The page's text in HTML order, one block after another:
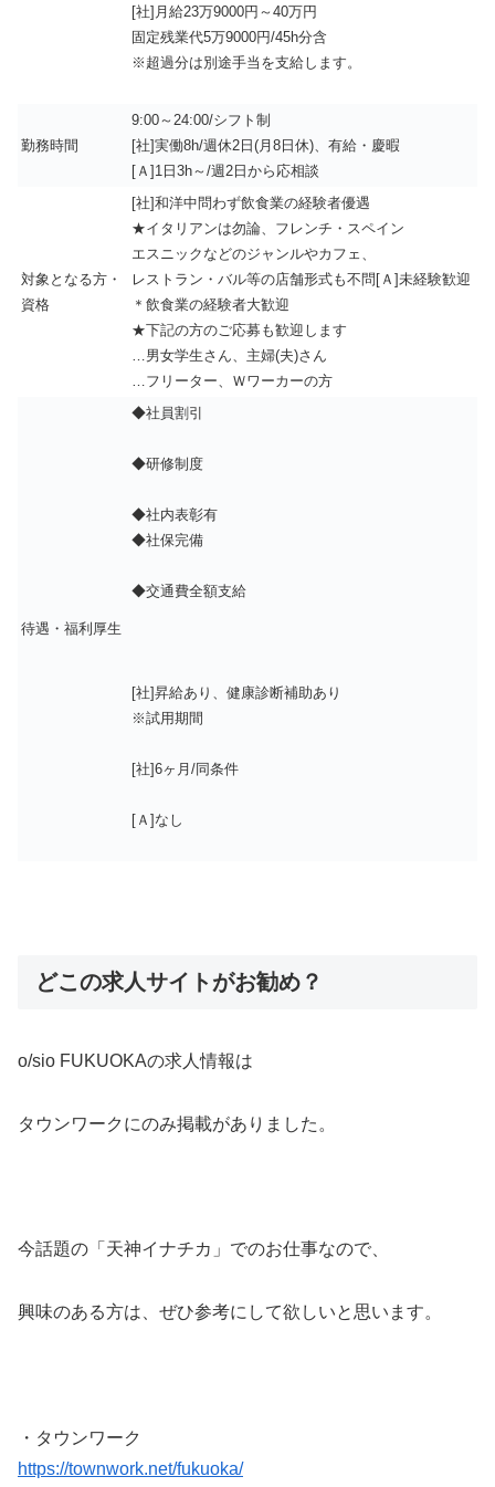
[社]月給23万9000円～40万円
固定残業代5万9000円/45h分含
※超過分は別途手当を支給します。
勤務時間
9:00～24:00/シフト制
[社]実働8h/週休2日(月8日休)、有給・慶暇
[Ａ]1日3h～/週2日から応相談
対象となる方・
資格
[社]和洋中問わず飲食業の経験者優遇
★イタリアンは勿論、フレンチ・スペイン
エスニックなどのジャンルやカフェ、
レストラン・バル等の店舗形式も不問[Ａ]未経験歓迎
＊飲食業の経験者大歓迎
★下記の方のご応募も歓迎します
…男女学生さん、主婦(夫)さん
…フリーター、Ｗワーカーの方
待遇・福利厚生
◆社員割引
◆研修制度
◆社内表彰有
◆社保完備
◆交通費全額支給
[社]昇給あり、健康診断補助あり
※試用期間
[社]6ヶ月/同条件
[Ａ]なし
どこの求人サイトがお勧め？
o/sio FUKUOKAの求人情報は
タウンワークにのみ掲載がありました。
今話題の「天神イナチカ」でのお仕事なので、
興味のある方は、ぜひ参考にして欲しいと思います。
・タウンワーク
https://townwork.net/fukuoka/